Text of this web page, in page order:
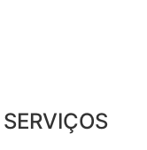
SERVIÇOS